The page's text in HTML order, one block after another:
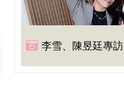
李雪、陳昱廷專訪